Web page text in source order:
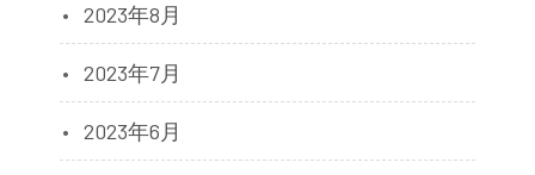
2023年8月
2023年7月
2023年6月